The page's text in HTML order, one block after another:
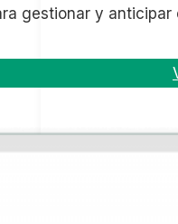
gestionar y